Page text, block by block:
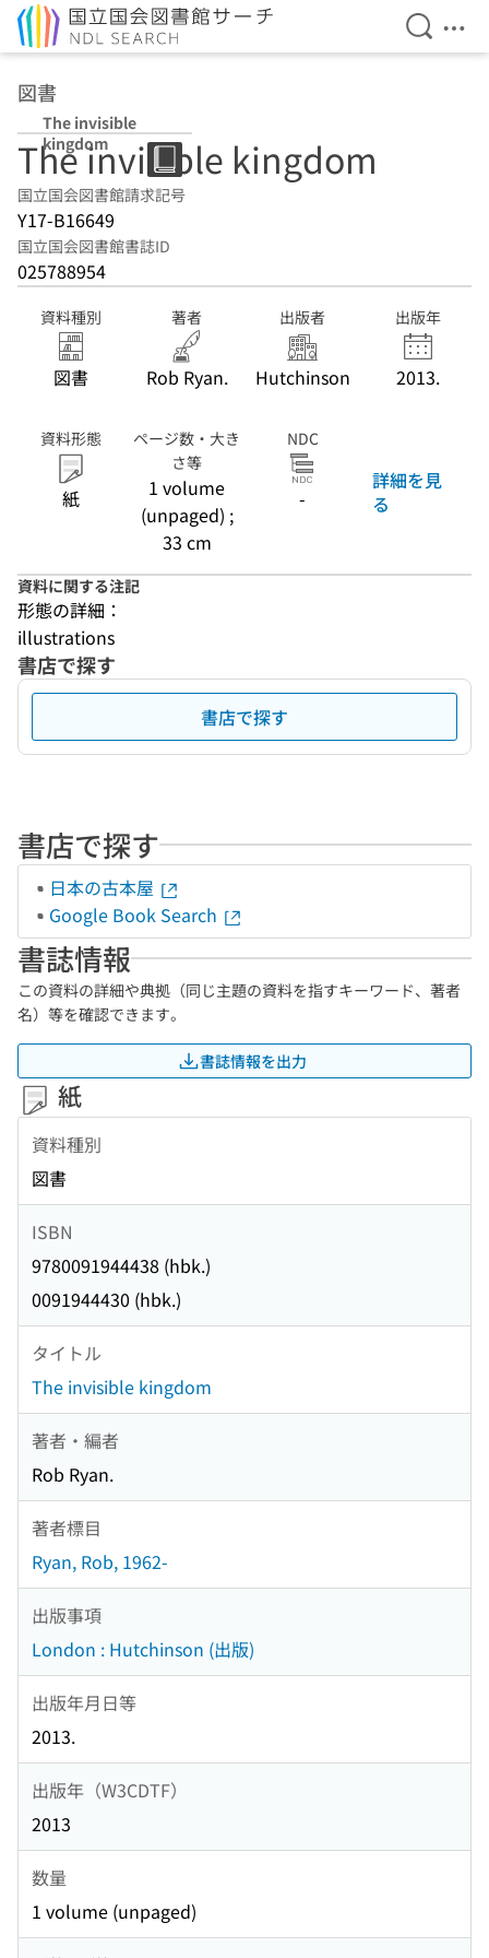
検索を
メ
図書
The invisible
kingdom
The invisible kingdom
国立国会図書館請求記号
Y17-B16649
国立国会図書館書誌ID
025788954
資料種別
図書
著者
Rob Ryan.
出版者
Hutchinson
出版年
2013.
資料形態
紙
ページ数・大き
さ等
1 volume
(unpaged) ;
33 cm
NDC
-
詳細を見
る
資料に関する注記
形態の詳細：
illustrations
書店で探す
書店で探す
書店で探す
日本の古本屋
Google Book Search
書誌情報
この資料の詳細や典拠（同じ主題の資料を指すキーワード、著者
名）等を確認できます。
書誌情報を出力
紙
資料種別
図書
ISBN
9780091944438 (hbk.)
0091944430 (hbk.)
タイトル
The invisible kingdom
著者・編者
Rob Ryan.
著者標目
Ryan, Rob, 1962-
出版事項
London : Hutchinson (出版)
出版年月日等
2013.
出版年（W3CDTF）
2013
数量
1 volume (unpaged)